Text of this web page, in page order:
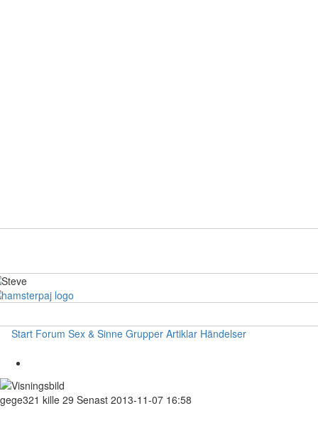
Start Forum Sex & Sinne Grupper Artiklar Händelser
gege321 kille 29 Senast 2013-11-07 16:58